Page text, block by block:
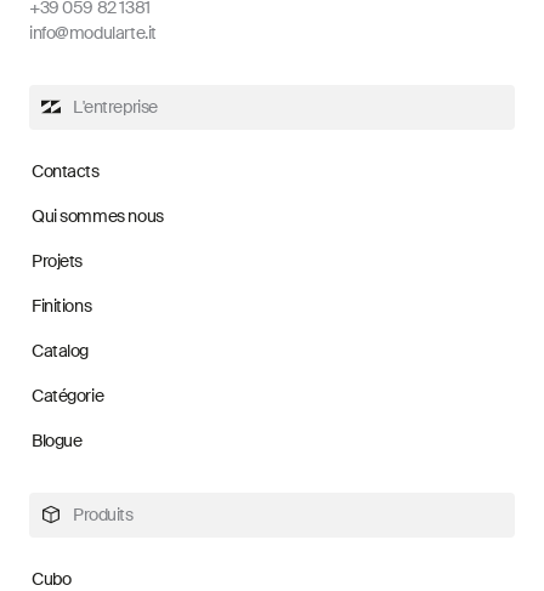
+39 059 82 1381
info@modularte.it
L'entreprise
Contacts
Qui sommes nous
Projets
Finitions
Catalog
Catégorie
Blogue
Produits
Cubo